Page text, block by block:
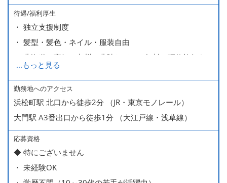
待遇/福利厚生
・ 独立支援制度
・ 髪型・髪色・ネイル・服装自由
・ 北海道や高知、九州、北陸などへの無料の研修旅行あり
ます
・ 無料の美味しい まかない食 あり
...もっと見る
勤務地へのアクセス
浜松町駅 北口から徒歩2分 （JR・東京モノレール）
大門駅 A3番出口から徒歩1分 （大江戸線・浅草線）
応募資格
◆ 特にございません
・ 未経験OK